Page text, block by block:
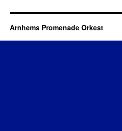
Arnhems Promenade Orkest